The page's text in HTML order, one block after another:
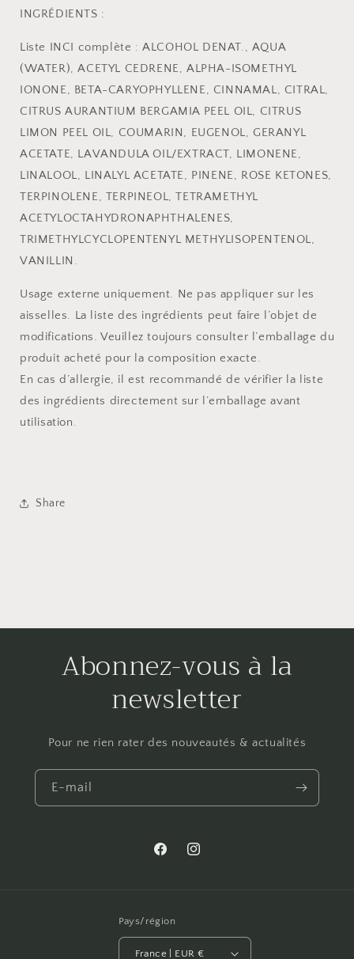
INGRÉDIENTS :
Liste INCI complète : ALCOHOL DENAT., AQUA
(WATER), ACETYL CEDRENE, ALPHA-ISOMETHYL
IONONE, BETA-CARYOPHYLLENE, CINNAMAL, CITRAL,
CITRUS AURANTIUM BERGAMIA PEEL OIL, CITRUS
LIMON PEEL OIL, COUMARIN, EUGENOL, GERANYL
ACETATE, LAVANDULA OIL/EXTRACT, LIMONENE,
LINALOOL, LINALYL ACETATE, PINENE, ROSE KETONES,
TERPINOLENE, TERPINEOL, TETRAMETHYL
ACETYLOCTAHYDRONAPHTHALENES,
TRIMETHYLCYCLOPENTENYL METHYLISOPENTENOL,
VANILLIN.
Usage externe uniquement. Ne pas appliquer sur les
aisselles. La liste des ingrédients peut faire l’objet de
modifications. Veuillez toujours consulter l’emballage du
produit acheté pour la composition exacte.
En cas d’allergie, il est recommandé de vérifier la liste
des ingrédients directement sur l’emballage avant
utilisation.
Share
Abonnez-vous à la
newsletter
Pour ne rien rater des nouveautés & actualités
E-mail
FacebookInstagram
Pays/région
France | EUR €